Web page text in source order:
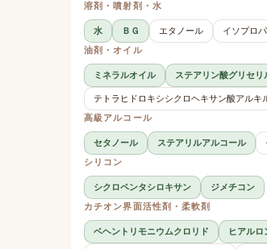
溶剤・噴射剤・水
水 ＢＧ エタノール
イソプロ
油剤・オイル
ミネラルオイル ステアリン酸グリセリ
テトラヒドロキシシクロヘキサン酸アルキ
高級アルコール
セタノール ステアリルアルコール
シリコン
シクロペンタシロキサン
ジメチコン
カチオン界面活性剤・柔軟剤
ベヘントリモニウムクロリド ヒアルロ